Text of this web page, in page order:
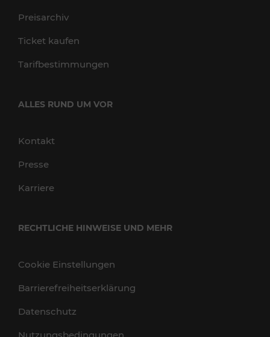
Preisarchiv
Ticket kaufen
Tarifbestimmungen
ALLES RUND UM VOR
Kontakt
Presse
Karriere
RECHTLICHE HINWEISE UND MEHR
Cookie Einstellungen
Barrierefreiheitserklärung
Datenschutz